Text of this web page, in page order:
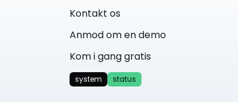
Kontakt os
Anmod om en demo
Kom i gang gratis
system status